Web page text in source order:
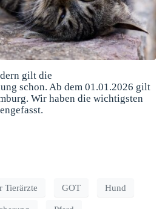
gilt die
schon. Ab dem 01.01.2026 gilt
Wir haben die wichtigsten
Tierärzte GOT Hund